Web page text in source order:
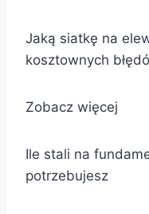
Jaką siatkę na
kosztownych
Zobacz więcej
Ile stali na
potrzebujesz